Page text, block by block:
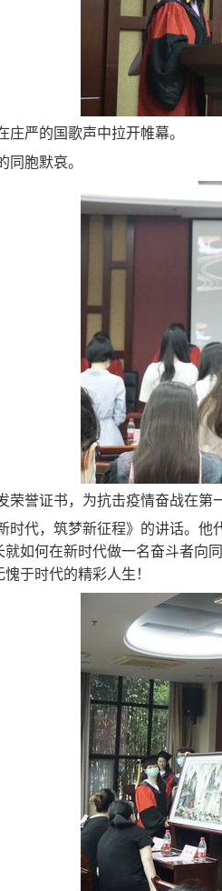
严的国歌声中拉开帷幕。
同胞默哀。
荣誉证书，为抗击疫情奋战在第
时代，筑梦新征程》的讲话。
如何在新时代做一名奋斗者向
于时代的精彩人生！